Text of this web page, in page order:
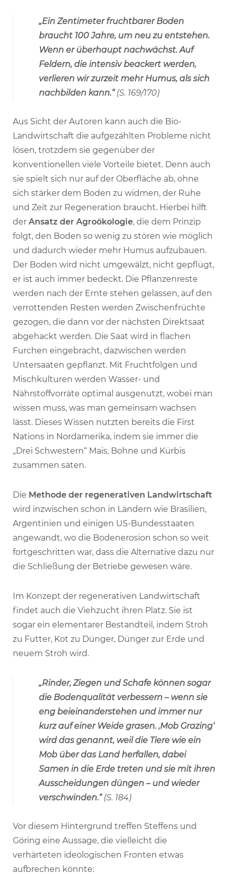
„Ein Zentimeter fruchtbarer Boden
braucht 100 Jahre, um neu zu entstehen.
Wenn er überhaupt nachwächst. Auf
Feldern, die intensiv beackert werden,
verlieren wir zurzeit mehr Humus, als sich
nachbilden kann.“ (S. 169/170)
Aus Sicht der Autoren kann auch die Bio-
Landwirtschaft die aufgezählten Probleme nicht
lösen, trotzdem sie gegenüber der
konventionellen viele Vorteile bietet. Denn auch
sie spielt sich nur auf der Oberfläche ab, ohne
sich stärker dem Boden zu widmen, der Ruhe
und Zeit zur Regeneration braucht. Hierbei hilft
der Ansatz der Agroökologie, die dem Prinzip
folgt, den Boden so wenig zu stören wie möglich
und dadurch wieder mehr Humus aufzubauen.
Der Boden wird nicht umgewälzt, nicht gepflügt,
er ist auch immer bedeckt. Die Pflanzenreste
werden nach der Ernte stehen gelassen, auf den
verrottenden Resten werden Zwischenfrüchte
gezogen, die dann vor der nächsten Direktsaat
abgehackt werden. Die Saat wird in flachen
Furchen eingebracht, dazwischen werden
Untersaaten gepflanzt. Mit Fruchtfolgen und
Mischkulturen werden Wasser- und
Nährstoffvorräte optimal ausgenutzt, wobei man
wissen muss, was man gemeinsam wachsen
lässt. Dieses Wissen nutzten bereits die First
Nations in Nordamerika, indem sie immer die
„Drei Schwestern“ Mais, Bohne und Kürbis
zusammen säten.
Die Methode der regenerativen Landwirtschaft
wird inzwischen schon in Ländern wie Brasilien,
Argentinien und einigen US-Bundesstaaten
angewandt, wo die Bodenerosion schon so weit
fortgeschritten war, dass die Alternative dazu nur
die Schließung der Betriebe gewesen wäre.
Im Konzept der regenerativen Landwirtschaft
findet auch die Viehzucht ihren Platz. Sie ist
sogar ein elementarer Bestandteil, indem Stroh
zu Futter, Kot zu Dünger, Dünger zur Erde und
neuem Stroh wird.
„Rinder, Ziegen und Schafe können sogar
die Bodenqualität verbessern – wenn sie
eng beieinanderstehen und immer nur
kurz auf einer Weide grasen. ‚Mob Grazing‘
wird das genannt, weil die Tiere wie ein
Mob über das Land herfallen, dabei
Samen in die Erde treten und sie mit ihren
Ausscheidungen düngen – und wieder
verschwinden.“(S. 184)
Vor diesem Hintergrund treffen Steffens und
Göring eine Aussage, die vielleicht die
verhärteten ideologischen Fronten etwas
aufbrechen könnte: